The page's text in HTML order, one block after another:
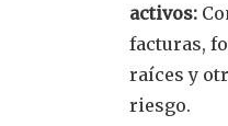
activos:
facturas,
raíces y
riesgo.